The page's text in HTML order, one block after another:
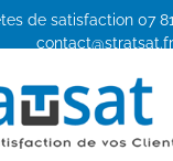
de satisfaction 07
contact@stratsat.fr
Facebook